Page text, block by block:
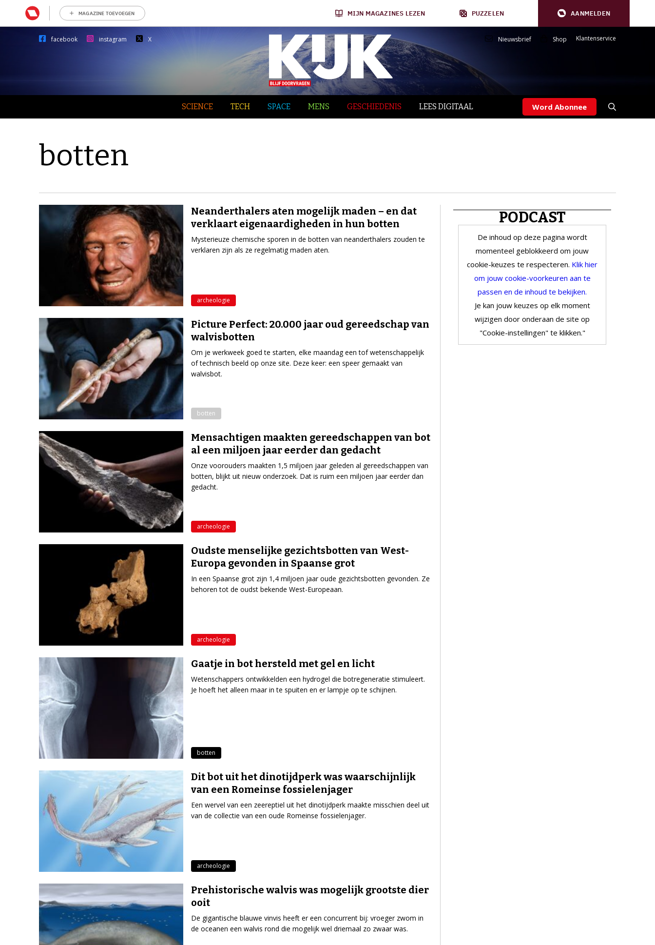
MAGAZINE TOEVOEGEN MIJN MAGAZINES LEZEN PUZZELEN AANMELDEN
facebook instagram X Nieuwsbrief Shop Klantenservice
SCIENCE TECH SPACE MENS GESCHIEDENIS LEES DIGITAAL Word Abonnee
botten
Neanderthalers aten mogelijk maden – en dat
verklaart eigenaardigheden in hun botten
Mysterieuze chemische sporen in de botten van neanderthalers zouden te
verklaren zijn als ze regelmatig maden aten.
archeologie
Picture Perfect: 20.000 jaar oud gereedschap van
walvisbotten
Om je werkweek goed te starten, elke maandag een tof wetenschappelijk
of technisch beeld op onze site. Deze keer: een speer gemaakt van
walvisbot.
botten
Mensachtigen maakten gereedschappen van bot
al een miljoen jaar eerder dan gedacht
Onze voorouders maakten 1,5 miljoen jaar geleden al gereedschappen van
botten, blijkt uit nieuw onderzoek. Dat is ruim een miljoen jaar eerder dan
gedacht.
archeologie
Oudste menselijke gezichtsbotten van West-
Europa gevonden in Spaanse grot
In een Spaanse grot zijn 1,4 miljoen jaar oude gezichtsbotten gevonden. Ze
behoren tot de oudst bekende West-Europeaan.
archeologie
Gaatje in bot hersteld met gel en licht
Wetenschappers ontwikkelden een hydrogel die botregeneratie stimuleert.
Je hoeft het alleen maar in te spuiten en er lampje op te schijnen.
botten
Dit bot uit het dinotijdperk was waarschijnlijk
van een Romeinse fossielenjager
Een wervel van een zeereptiel uit het dinotijdperk maakte misschien deel uit
van de collectie van een oude Romeinse fossielenjager.
archeologie
Prehistorische walvis was mogelijk grootste dier
ooit
De gigantische blauwe vinvis heeft er een concurrent bij: vroeger zwom in
de oceanen een walvis rond die mogelijk wel driemaal zo zwaar was.
PODCAST
De inhoud op deze pagina wordt
momenteel geblokkeerd om jouw
cookie-keuzes te respecteren. Klik hier
om jouw cookie-voorkeuren aan te
passen en de inhoud te bekijken.
Je kan jouw keuzes op elk moment
wijzigen door onderaan de site op
"Cookie-instellingen" te klikken."